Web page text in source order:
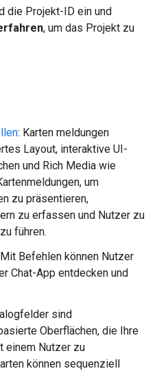
die Projekt-ID ein und
, um das Projekt zu
: Karten meldungen
Layout, interaktive UI-
und Rich Media wie
um
zu präsentieren,
zu erfassen und Nutzer zu
führen.
Befehlen können Nutzer
Chat-App entdecken und
sind
Oberflächen, die Ihre
einem Nutzer zu
können sequenziell